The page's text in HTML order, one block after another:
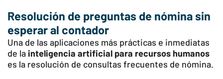
Resolución de preguntas de nómina sin
esperar al contador
Una de las aplicaciones más prácticas e inmediatas
de la inteligencia artificial para recursos humanos
es la resolución de consultas frecuentes de nómina.